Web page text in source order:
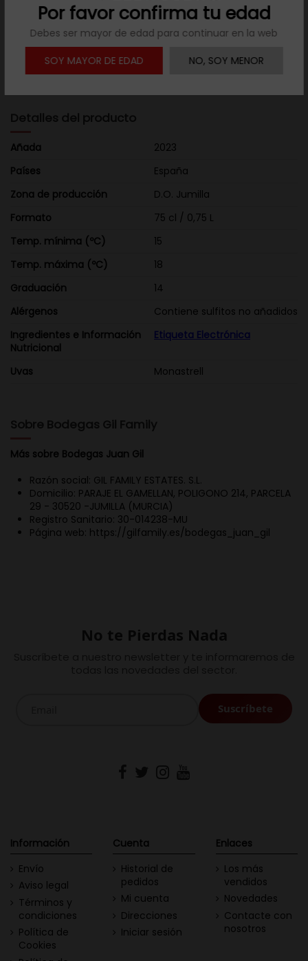
Por favor confirma tu edad
Debes ser mayor de edad para continuar en la web
SOY MAYOR DE EDAD
NO, SOY MENOR
Descripción
Vista: Rojo picota, vivo y brillante.Nariz: Aromas a fruta roja
madura con notas balsámicas y florales.Boca: Fresco,
goloso, frutal, suave. Persistente.
Detalles del producto
Añada
2023
Países
España
Zona de producción
D.O. Jumilla
Formato
75 cl / 0,75 L
Temp. mínima (ºC)
15
Temp. máxima (ºC)
18
Graduación
14
Alérgenos
Contiene sulfitos no añadidos
Ingredientes e Información
Nutricional
Etiqueta Electrónica
Uvas Monastrell
Sobre Bodegas Gil Family
Más sobre Bodegas Juan Gil
Razón social: GIL FAMILY ESTATES. S.L.
Domicilio: PARAJE EL GAMELLAN, POLIGONO 214, PARCELA
29 - 30520 -JUMILLA (MURCIA)
Registro Sanitario: 30-014238-MU
Página web: https://gilfamily.es/bodegas_juan_gil
No te Pierdas Nada
Información
Envío
Aviso legal
Términos y
condiciones
Política de
Cookies
Cuenta
Historial de
pedidos
Mi cuenta
Direcciones
Iniciar sesión
Enlaces
Los más
vendidos
Novedades
Contacte con
nosotros